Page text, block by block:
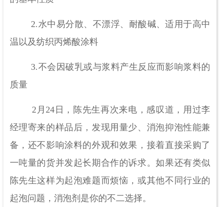
2.水中易分散、不漂浮、耐酸碱、适用于高中
温以及纺织丙烯酸涂料
3.不会因破乳或与浆料产生反应而影响浆料的
质量
2月24日，陈先生再次来电，感叹道，用过李
经理寄来的样品后，发现用量少、消泡抑泡性能兼
备，还不影响涂料的外观和效果，接着直接采购了
一吨量的货并发起长期合作的诉求。如果还有类似
陈先生这样为起泡难题而烦恼，或其他不同行业的
起泡问题，消泡剂是你的不二选择。